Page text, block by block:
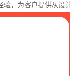
，为客户提供从设